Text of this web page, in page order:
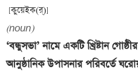
(noun)
‘বন্ধুসভা’ নামে একটি খ্রিষ্টান
আনুষ্ঠানিক উপাসনার পরিবর্তে